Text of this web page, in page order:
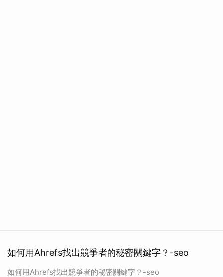
如何用Ahrefs找出競爭者的秘密關鍵字？-seo
如何用Ahrefs找出競爭者的秘密關鍵字？-seo